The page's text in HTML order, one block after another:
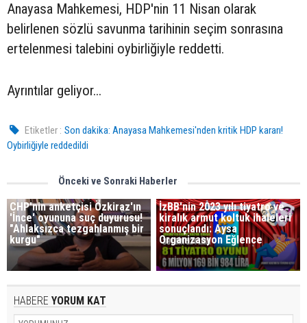
Anayasa Mahkemesi, HDP'nin 11 Nisan olarak
belirlenen sözlü savunma tarihinin seçim sonrasına
ertelenmesi talebini oybirliğiyle reddetti.
Ayrıntılar geliyor...
Etiketler : Son dakika: Anayasa Mahkemesi'nden kritik HDP kararı!
Oybirliğiyle reddedildi
Önceki ve Sonraki Haberler
CHP'nin anketçisi Özkiraz'ın
'İnce' oyununa suç duyurusu!
"Ahlaksızca tezgahlanmış bir
kurgu"
İzBB'nin 2023 yılı tiyatro ve
kiralık armut koltuk ihaleleri
sonuçlandı: Aysa
Organizasyon Eğlence
HABERE YORUM KAT